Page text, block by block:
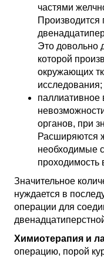
частями
Производится
Это довольно
которой
окружающих
исследования;
паллиативное
органов, при
Расширяются
необходимые
проходимость
Значительное
нуждается в
операции для
Химиотерапия и
операцию, порой